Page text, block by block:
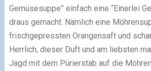
Gemüsesuppe” einfach eine “Einerlei
draus gemacht. Nämlich eine
frischgepressten Orangensaft und
Herrlich, dieser Duft und am liebsten
Jagd mit dem Pürierstab auf die